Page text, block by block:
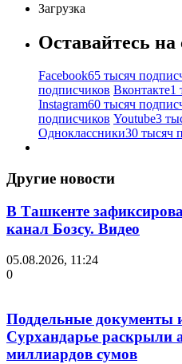
Загрузка
Оставайтесь на
Facebook65 тысяч
подписчиков Вконтакте1
Instagram60 тысяч
подписчиков Youtube3
Одноклассники30 тысяч
Другие новости
В Ташкенте
канал Бозсу. Видео
05.08.2026, 11:24
0
Поддельные документы
Сурхандарье раскрыли
миллиардов сумов